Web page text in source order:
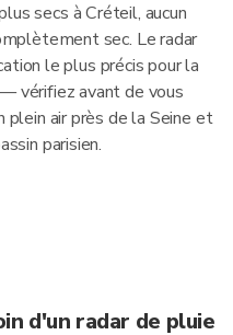
secs à Créteil, aucun
sec. Le radar
le plus précis pour la
vérifiez avant de vous
plein air près de la Seine et
parisien.
d'un radar de pluie